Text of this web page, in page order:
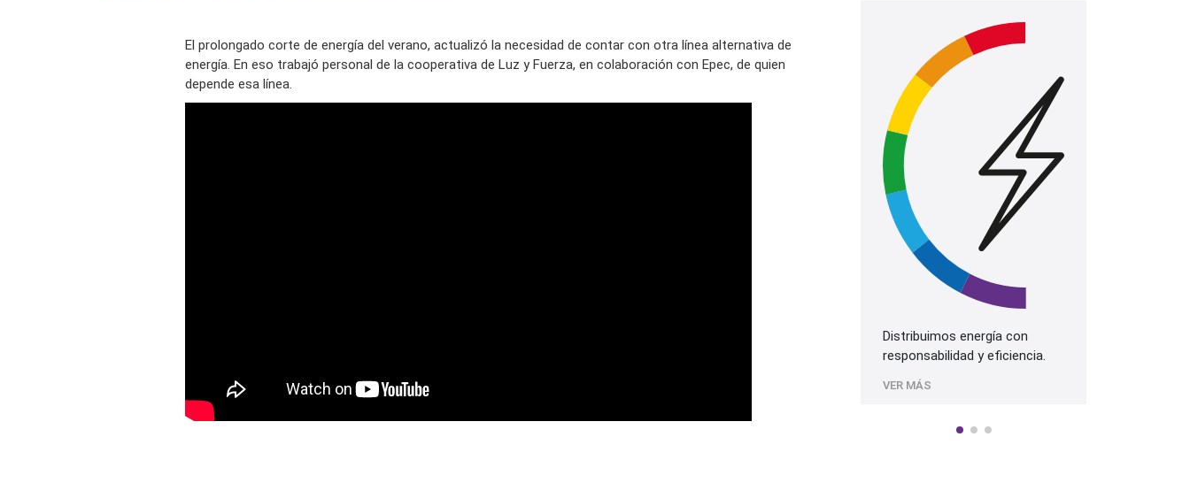
El prolongado corte de energía del verano, actualizó la necesidad de contar con otra línea alternativa de
energía. En eso trabajó personal de la cooperativa de Luz y Fuerza, en colaboración con Epec, de quien
depende esa línea.
Distribuimos energía con
responsabilidad y eficiencia.
VER MÁS